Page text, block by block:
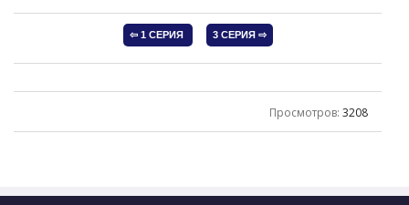
Просмотров: 3208